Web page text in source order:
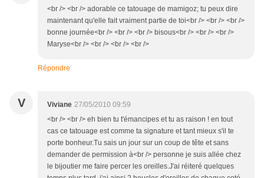
<br /> <br /> adorable ce tatouage de mamigoz; tu peux dire
maintenant qu'elle fait vraiment partie de toi<br /> <br /> <br />
bonne journée<br /> <br /> <br /> bisous<br /> <br /> <br />
Maryse<br /> <br /> <br /> <br />
Répondre
V Viviane 27/05/2010 09:59
<br /> <br /> eh bien tu t'émancipes et tu as raison ! en tout
cas ce tatouage est comme ta signature et tant mieux s'il te
porte bonheur.Tu sais un jour sur un coup de tête et sans
demander de permission à<br /> personne je suis allée chez
le bijoutier me faire percer les oreilles.J'ai réiteré quelques